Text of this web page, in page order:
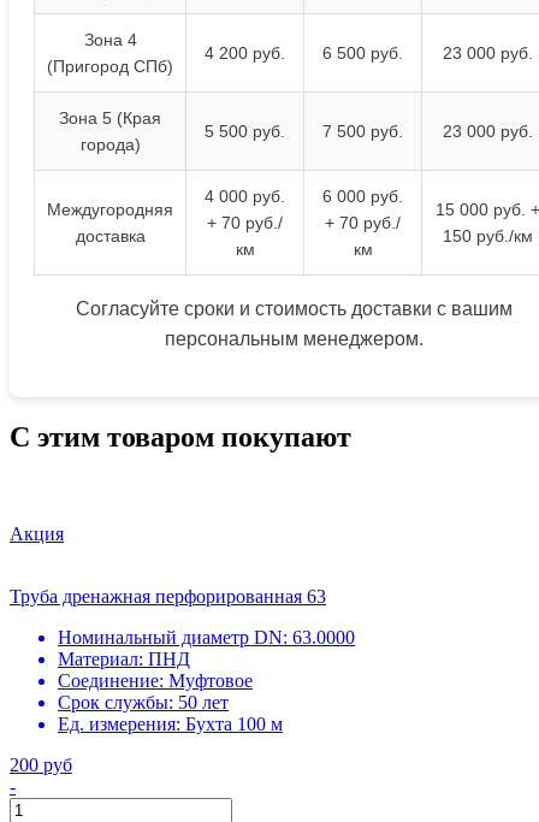
Зона 4
(Пригород СПб)
4 200 руб. 6 500 руб. 23 000 руб.
Зона 5 (Края
города)
5 500 руб. 7 500 руб. 23 000 руб.
Междугородняя
доставка
4 000 руб.
+ 70 руб./
км
6 000 руб.
+ 70 руб./
км
15 000 руб. +
150 руб./км
Согласуйте сроки и стоимость доставки с вашим
персональным менеджером.
С этим товаром покупают
Акция
Труба дренажная перфорированная 63
Номинальный диаметр DN: 63.0000
Материал: ПНД
Соединение: Муфтовое
Срок службы: 50 лет
Ед. измерения: Бухта 100 м
200 руб
-